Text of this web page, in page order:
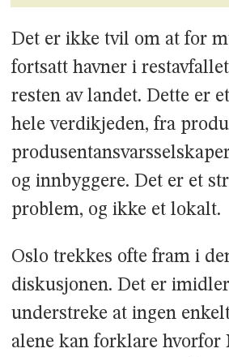
Det er ikke tvil om at for
fortsatt havner i
resten av landet. Dette er
hele verdikjeden, fra
og innbyggere. Det er et
problem, og ikke et lokalt.
Oslo trekkes ofte fram i
diskusjonen. Det er
understreke at ingen
alene kan forklare hvorfor